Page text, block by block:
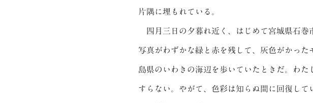
片隅に埋もれている。
四月三日の夕暮れ近く、はじめて宮城県石巻
写真がわずかな緑と赤を残して、灰色がかっ
島県のいわきの海辺を歩いていたときだ。わ
すらない。やがて、色彩は知らぬ間に回復し